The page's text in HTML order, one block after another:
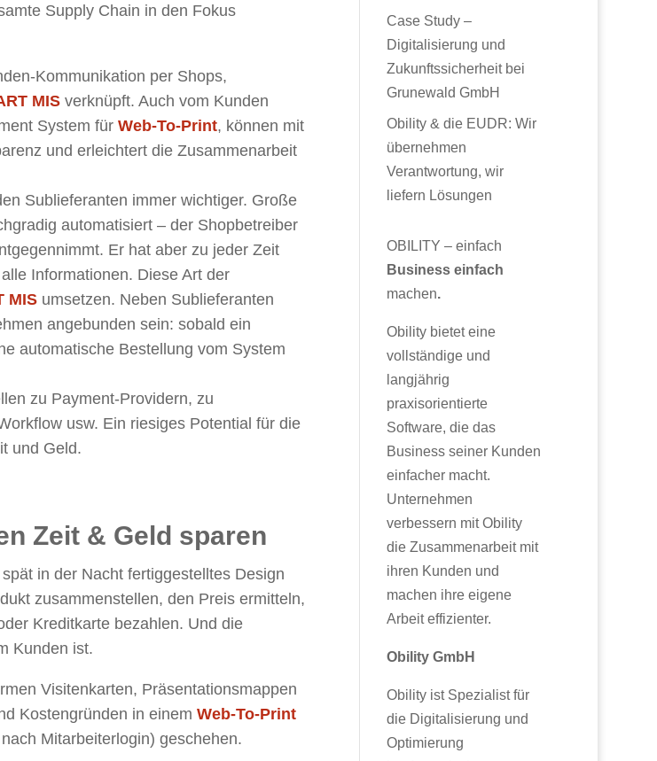
Supply Chain in den Fokus
Kommunikation per Shops,
MISverknüpft. Auch vom Kunden
System für Web-To-Print, können mit
und erleichtert die Zusammenarbeit
Sublieferanten immer wichtiger. Große
automatisiert – der Shopbetreiber
Er hat aber zu jeder Zeit
Informationen. Diese Art der
MISumsetzen. Neben Sublieferanten
angebunden sein: sobald ein
automatische Bestellung vom System
zu Payment-Providern, zu
usw. Ein riesiges Potential für die
und Geld.
Zeit & Geld sparen
in der Nacht fertiggestelltes Design
zusammenstellen, den Preis ermitteln,
Kreditkarte bezahlen. Und die
Kunden ist.
Visitenkarten, Präsentationsmappen
Kostengründen in einem Web-To-Print
Mitarbeiterlogin) geschehen.
Case Study –
Digitalisierung und
Zukunftssicherheit bei
Grunewald GmbH
Obility & die EUDR: Wir
übernehmen
Verantwortung, wir
liefern Lösungen
OBILITY – einfach
Business einfach
machen.
Obility bietet eine
vollständige und
langjährig
praxisorientierte
Software, die das
Business seiner Kunden
einfacher macht.
Unternehmen
verbessern mit Obility
die Zusammenarbeit mit
ihren Kunden und
machen ihre eigene
Arbeit effizienter.
Obility GmbH
Obility ist Spezialist für
die Digitalisierung und
Optimierung